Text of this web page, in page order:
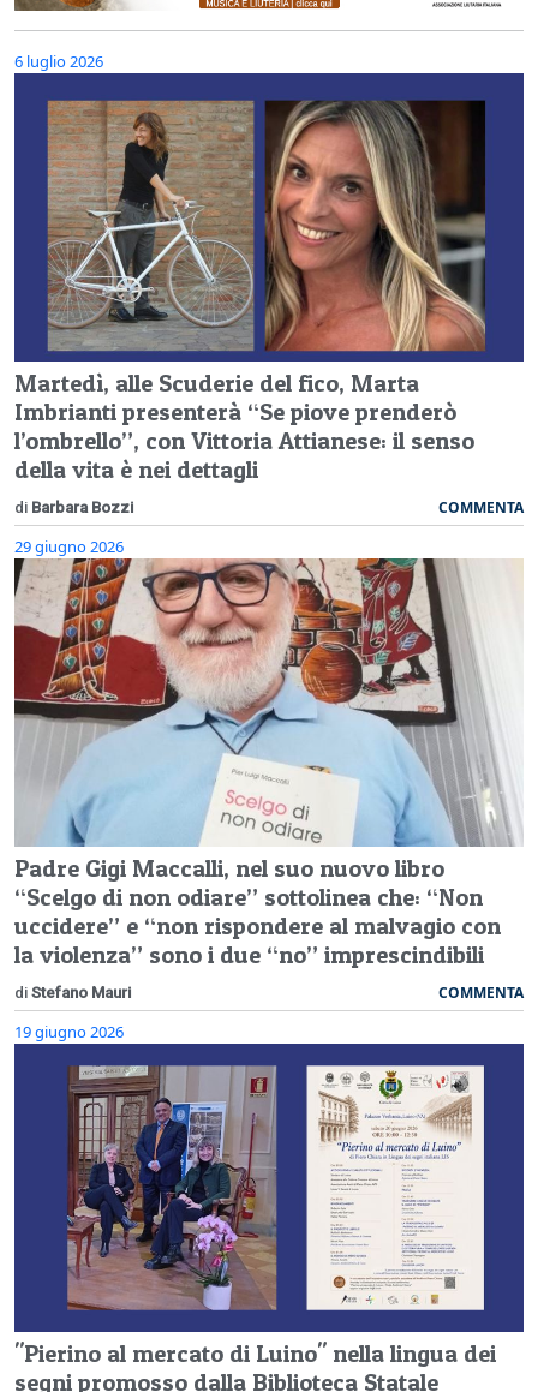
6 luglio 2026
Martedì, alle Scuderie del fico, Marta
Imbrianti presenterà “Se piove prenderò
l’ombrello”, con Vittoria Attianese: il senso
della vita è nei dettagli
di Barbara Bozzi COMMENTA
29 giugno 2026
Padre Gigi Maccalli, nel suo nuovo libro
“Scelgo di non odiare” sottolinea che: “Non
uccidere” e “non rispondere al malvagio con
la violenza” sono i due “no” imprescindibili
di Stefano Mauri COMMENTA
19 giugno 2026
"Pierino al mercato di Luino" nella lingua dei
segni promosso dalla Biblioteca Statale